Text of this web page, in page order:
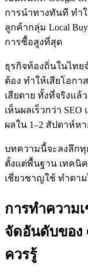
การนำทางทันที ทำใ
ลูกค้ากลุ่ม Local
การซื้อสูงที่สุด
ธุรกิจท้องถิ่นในไทย
ต้อง ทำให้เสียโอก
เสียดาย ทั้งที่จริงแล้
เห็นผลเร็วกว่า
ผลใน 1–2 สัปดาห์ห
บทความนี้จะลงลึกทุ
ตั้งแต่พื้นฐาน เทคนิ
เชี่ยวชาญใช้ ทำตาม
การทำความ
จัดอันดับของ
ควรรู้